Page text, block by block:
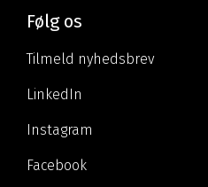
Følg os
Tilmeld nyhedsbrev
LinkedIn
Instagram
Facebook